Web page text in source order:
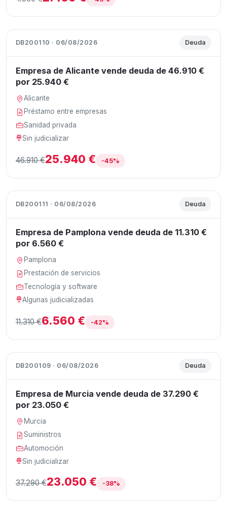
DB200110 · 06/08/2026 Deuda
Empresa de Alicante vende deuda de 46.910 €
por 25.940 €
Alicante
Préstamo entre empresas
Sanidad privada
Sin judicializar
46.910 €25.940 € -45%
DB200111 · 06/08/2026 Deuda
Empresa de Pamplona vende deuda de 11.310 €
por 6.560 €
Pamplona
Prestación de servicios
Tecnología y software
Algunas judicializadas
11.310 €6.560 € -42%
DB200109 · 06/08/2026 Deuda
Empresa de Murcia vende deuda de 37.290 €
por 23.050 €
Murcia
Suministros
Automoción
Sin judicializar
37.290 €23.050 € -38%